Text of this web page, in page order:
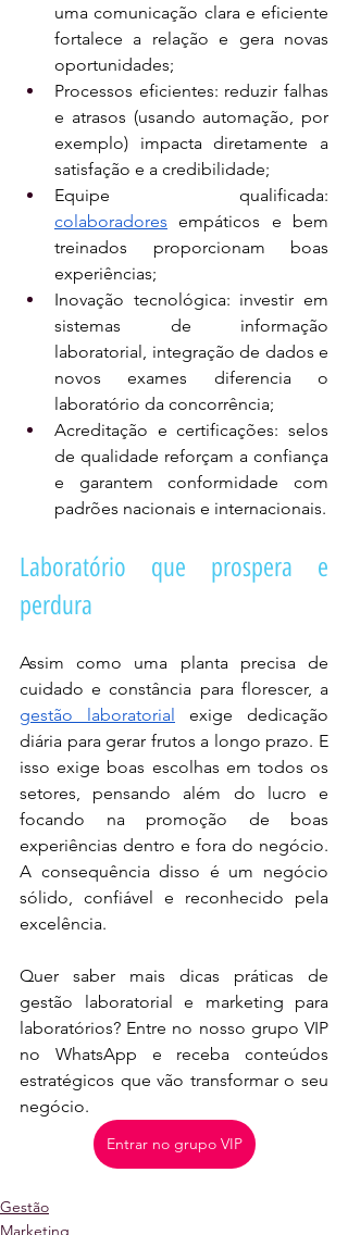
uma comunicação clara e eficiente
fortalece a relação e gera novas
oportunidades;
Processos eficientes: reduzir falhas
e atrasos (usando automação, por
exemplo) impacta diretamente a
satisfação e a credibilidade;
colaboradores empáticos e bem
treinados proporcionam boas
experiências;
Inovação tecnológica: investir em
sistemas de informação
laboratorial, integração de dados e
novos exames diferencia o
laboratório da concorrência;
Acreditação e certificações: selos
de qualidade reforçam a confiança
e garantem conformidade com
padrões nacionais e internacionais.
Laboratório que prospera e
perdura
Assim como uma planta precisa de
gestão laboratorial exige dedicação
diária para gerar frutos a longo prazo. E
isso exige boas escolhas em todos os
setores, pensando além do lucro e
focando na promoção de boas
experiências dentro e fora do negócio.
A consequência disso é um negócio
sólido, confiável e reconhecido pela
excelência.
Quer saber mais dicas práticas de
gestão laboratorial e marketing para
laboratórios? Entre no nosso grupo VIP
no WhatsApp e receba conteúdos
estratégicos que vão transformar o seu
negócio.
Entrar no grupo VIP
Gestão
Marketing